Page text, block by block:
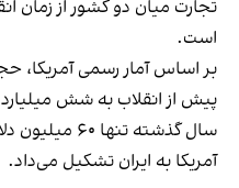
است.
بر اساس آمار رسمی آمریکا،
سال گذشته
آمریکا به ایران تشکیل می‌داد.